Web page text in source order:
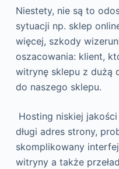
Niestety, nie są to
sytuacji np. sklep
więcej, szkody
oszacowania: klient,
witrynę sklepu z dużą
do naszego sklepu.
Hosting niskiej
długi adres strony,
skomplikowany
witryny a także